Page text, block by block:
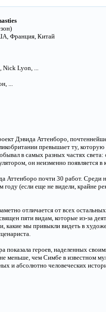
Франция, Китай
Nick Lyon, ...
...
Дэвида Аттенборо,
превышает ту,
в самых разных частях
он неизменно
Аттенборо почти 30 работ. Среди
(если еще не видели, крайне
отличается от всех
пяти видам, которые из-за
какие мы привыкли видеть в
показала героев, наделенных
меньше, чем Симбе в известном
и абсолютно человеческих